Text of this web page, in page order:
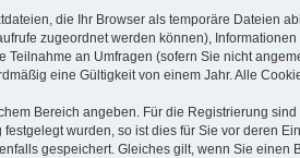
die Ihr Browser als temporäre Dateien
zugeordnet werden können),
an Umfragen (sofern Sie nicht
eine Gültigkeit von einem Jahr. Alle
Bereich angeben. Für die Registrierung
wurden, so ist dies für Sie vor deren
gespeichert. Gleiches gilt, wenn Sie einen